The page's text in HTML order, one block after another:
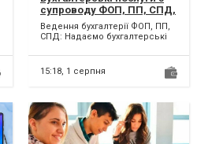
супроводу ФОП, ПП, СПД,
підприємців. Онлайн.
Ведення бухгалтерії ФОП, ПП,
СПД: Надаємо бухгалтерські
здавання звітів для при...
15:18, 1 серпня